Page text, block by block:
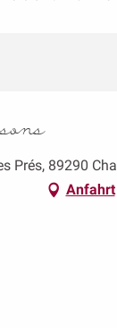
Prés, 89290
Anfahrt